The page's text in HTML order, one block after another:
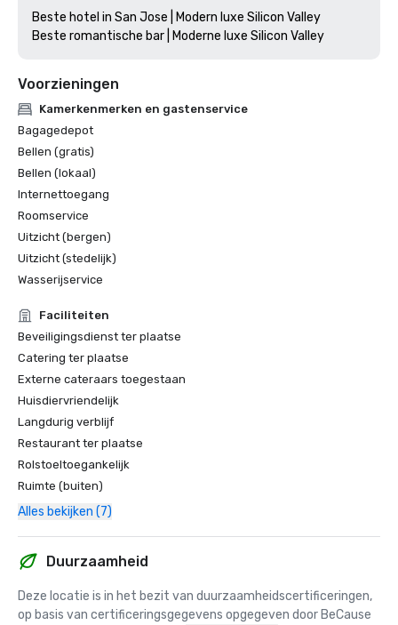
Beste hotel in San Jose | Modern luxe Silicon Valley
Voorzieningen
Kamerkenmerken en gastenservice
Bagagedepot
Bellen (gratis)
Bellen (lokaal)
Internettoegang
Roomservice
Uitzicht (bergen)
Uitzicht (stedelijk)
Wasserijservice
Faciliteiten
Beveiligingsdienst ter plaatse
Catering ter plaatse
Externe cateraars toegestaan
Huisdiervriendelijk
Langdurig verblijf
Restaurant ter plaatse
Rolstoeltoegankelijk
Ruimte (buiten)
Alles bekijken (7)
Duurzaamheid
Deze locatie is in het bezit van duurzaamheidscertificeringen,
op basis van certificeringsgegevens opgegeven door BeCause